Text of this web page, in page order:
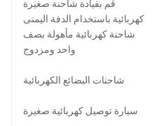
قم بقيادة شاحنة صغيرة
كهربائية باستخدام الدفة اليمنى
شاحنة كهربائية مأهولة بصف
واحد ومزدوج
شاحنات البضائع الكهربائية
سيارة توصيل كهربائية صغيرة